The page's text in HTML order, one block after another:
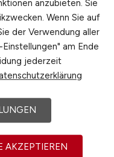
KG -
anzubieten. Sie
Wenn Sie auf
der Verwendung aller
am Ende
jederzeit
AKZEPTIEREN